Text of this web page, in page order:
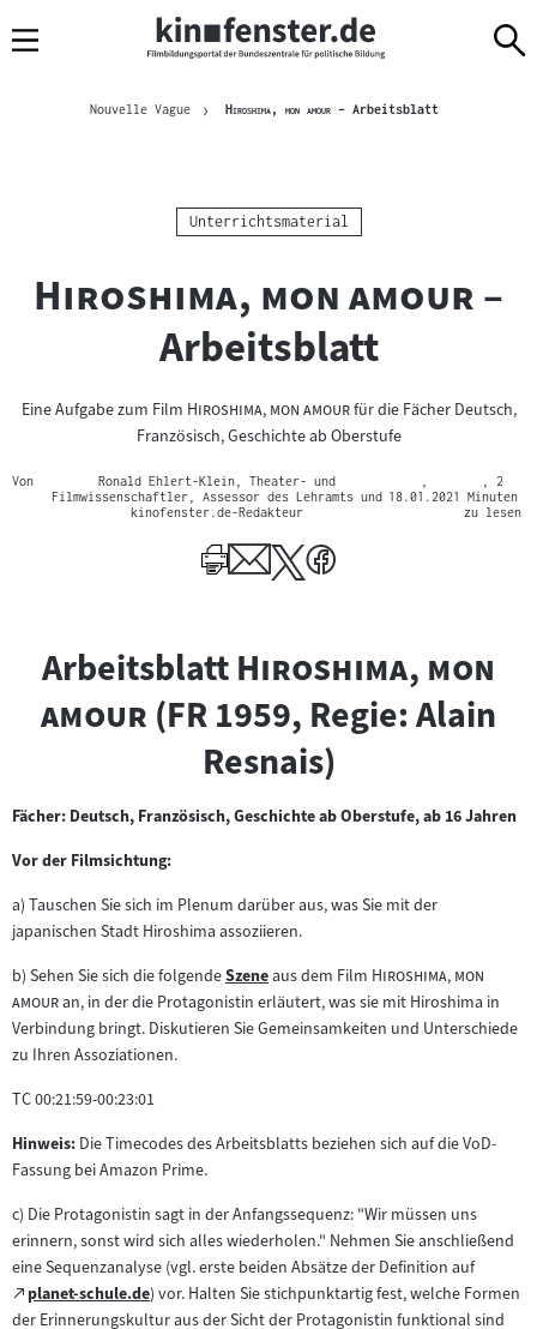
Navigation
zum
zur
Brotkrümelnavigation
Nouvelle Vague "
Hiroshima, mon amour"– ArbeitsblattAktuelle Seite
Kategorie:
Unterrichtsmaterial
"
Hiroshima, mon amour"
–
Arbeitsblatt
Eine Aufgabe zum Film "Hiroshima, mon amour"für die Fächer Deutsch,
Französisch, Geschichte ab Oberstufe
Von
Ronald Ehlert-Klein, Theater- und
Filmwissenschaftler, Assessor des Lehramts und
kinofenster.de-Redakteur
18.01.2021
, 2
Minuten
zu lesen
Arbeitsblatt "
Hiroshima, mon
amour "
(FR 1959, Regie: Alain
Resnais)
Fächer: Deutsch, Französisch, Geschichte ab Oberstufe, ab 16 Jahren
Vor der Filmsichtung:
a) Tauschen Sie sich im Plenum darüber aus, was Sie mit der
japanischen Stadt Hiroshima assoziieren.
b) Sehen Sie sich die folgendeZum
Inhalt:
Szeneaus dem Film "Hiroshima, mon
amour"an, in der die Protagonistin erläutert, was sie mit Hiroshima in
Verbindung bringt. Diskutieren Sie Gemeinsamkeiten und Unterschiede
zu Ihren Assoziationen.
TC 00:21:59-00:23:01
Hinweis: Die Timecodes des Arbeitsblatts beziehen sich auf die VoD-
Fassung bei Amazon Prime.
c) Die Protagonistin sagt in der Anfangssequenz: "Wir müssen uns
erinnern, sonst wird sich alles wiederholen." Nehmen Sie anschließend
eine Sequenzanalyse (vgl. erste beiden Absätze der Definition auf
Zum
externen
planet-schule.de
(öffnet
) vor. Halten Sie stichpunktartig fest, welche Formen
der Erinnerungskultur aus der Sicht der Protagonistin funktional sind